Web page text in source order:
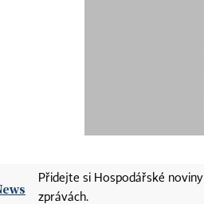
Přidejte si Hospodářské noviny
zprávách.